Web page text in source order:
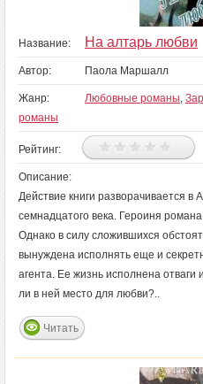
Название: На алтарь любви
Автор: Паола Маршалл
Жанр: Любовные романы,
романы
Рейтинг:
Описание:
Действие книги разворачивается в
семнадцатого века. Героиня
Однако в силу сложившихся
вынуждена исполнять еще и
агента. Ее жизнь исполнена отваги
ли в ней место для любви?..
Читать